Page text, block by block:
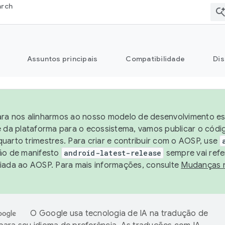
Assuntos principais Compatibilidade
nos alinharmos ao nosso modelo de desenvolvimento
da plataforma para o ecossistema, vamos publicar o
trimestres. Para criar e contribuir com o AOSP, use
de manifesto android-latest-release sempre vai
ao AOSP. Para mais informações, consulte Mudanças
O Google usa tecnologia de IA na tradução de